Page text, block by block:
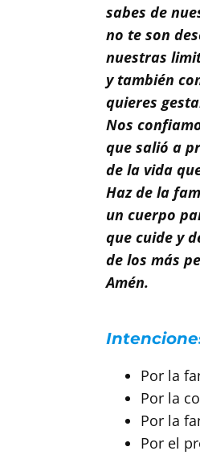
sabes de
no te son
nuestras
y también
quieres
Nos
que salió a
de la vida
Haz de la
un cuerpo
que cuide y
de los más
Amén.
Por la
Por la
Por la
Por el